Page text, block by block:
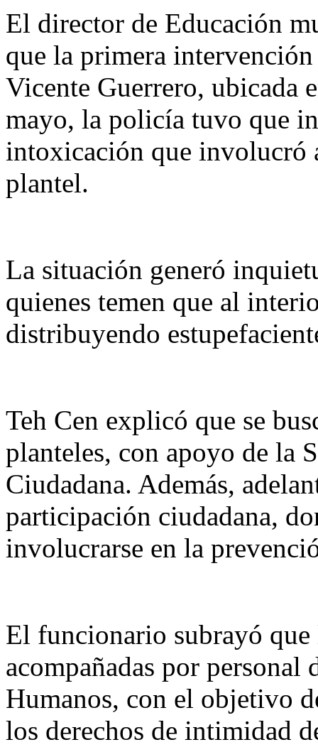
El director de Educación
que la primera
Vicente Guerrero, ubicada
mayo, la policía tuvo que
intoxicación que involucró
plantel.
La situación generó
quienes temen que al
distribuyendo
Teh Cen explicó que se
planteles, con apoyo de la
Ciudadana. Además,
participación ciudadana,
involucrarse en la
El funcionario subrayó que
acompañadas por personal
Humanos, con el objetivo
los derechos de intimidad